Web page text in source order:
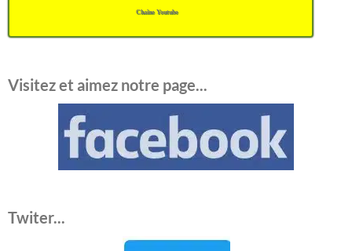
Chaîne Youtube
Visitez et aimez notre page...
Twiter...